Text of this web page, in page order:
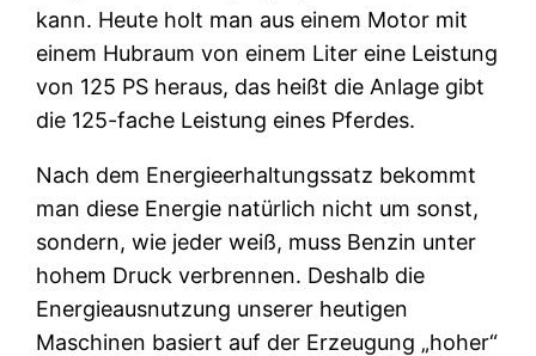
kann. Heute holt man aus einem Motor mit
einem Hubraum von einem Liter eine Leistung
von 125 PS heraus, das heißt die Anlage gibt
die 125-fache Leistung eines Pferdes.
Nach dem Energieerhaltungssatz bekommt
man diese Energie natürlich nicht um sonst,
sondern, wie jeder weiß, muss Benzin unter
hohem Druck verbrennen. Deshalb die
Energieausnutzung unserer heutigen
Maschinen basiert auf der Erzeugung „hoher“